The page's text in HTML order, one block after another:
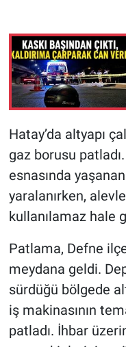
Hatay’da altyapı
gaz borusu
esnasında
yaralanırken,
kullanılamaz hale
Patlama, Defne
meydana geldi.
sürdüğü bölgede
iş makinasının
patladı. İhbar